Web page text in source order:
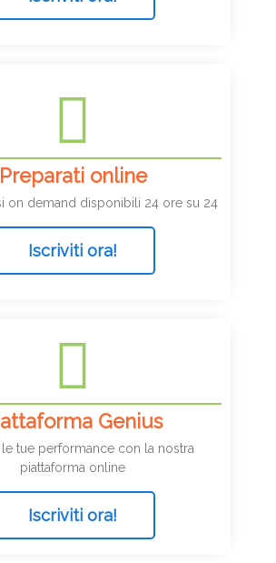
Preparati online
on demand disponibili 24 ore su 24
Iscriviti ora!
Genius
tue performance con la nostra
piattaforma online
Iscriviti ora!